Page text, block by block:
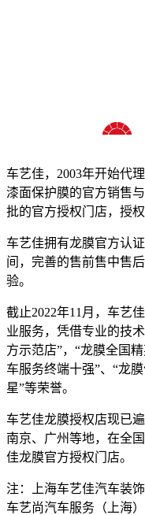
车艺佳，2003年开始代
漆面保护膜的官方销售
批的官方授权门店，授权
车艺佳拥有龙膜官方认
间，完善的售前售中售
验。
截止2022年11月，车艺
业服务，凭借专业的技
方示范店”，“龙膜全国
车服务终端十强”、“龙
星”等荣誉。
车艺佳龙膜授权店现已
南京、广州等地，在全
佳龙膜官方授权门店。
注：上海车艺佳汽车装
车艺尚汽车服务（上海